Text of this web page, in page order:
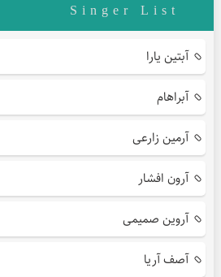
Singer List
آبتین یارا
آبراهام
آرمین زارعی
آرون افشار
آروین صمیمی
آصف آریا